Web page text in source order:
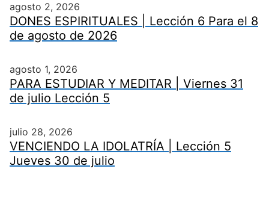
agosto 2, 2026
DONES ESPIRITUALES | Lección 6 Para el 8
de agosto de 2026
agosto 1, 2026
PARA ESTUDIAR Y MEDITAR | Viernes 31
de julio Lección 5
julio 28, 2026
VENCIENDO LA IDOLATRÍA | Lección 5
Jueves 30 de julio